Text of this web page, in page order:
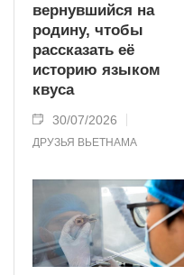
вернувшийся на
родину, чтобы
рассказать её
историю языком
квуса
30/07/2026
ДРУЗЬЯ ВЬЕТНАМА